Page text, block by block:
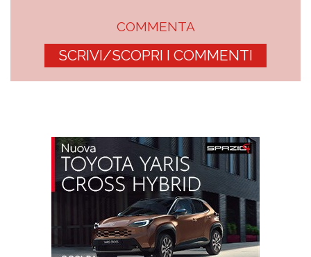
COMMENTA
SCRIVI/SCOPRI I COMMENTI